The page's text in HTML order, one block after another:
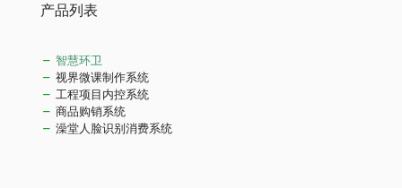
产品列表
智慧环卫
视界微课制作系统
工程项目内控系统
商品购销系统
澡堂人脸识别消费系统